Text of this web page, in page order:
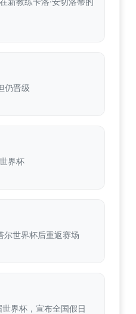
仍晋级
界杯
世界杯后重返赛场
界杯，宣布全国假日